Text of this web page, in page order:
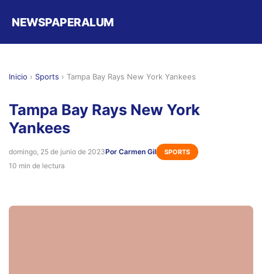
NEWSPAPERALUM
Inicio › Sports › Tampa Bay Rays New York Yankees
Tampa Bay Rays New York
Yankees
domingo, 25 de junio de 2023Por Carmen Gil SPORTS
10 min de lectura